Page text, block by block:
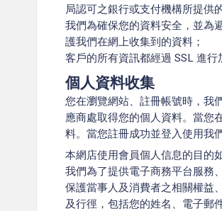
局認可之銀行或支付機構所提供
我們為確保您的資料安全，並為
護我們在網上收集到的資料；
客戶的所有資訊都經過 SSL 進行
個人資料收集
您在瀏覽網站、註冊帳號時，我
應商處取得您的個人資料。當您
料。當您註冊成功並登入使用我
本網店使用會員個人信息的目的
我們為了提供電子商務平台服務
保護當事人及消費者之相關權益
及行徑，包括您的姓名、電子郵